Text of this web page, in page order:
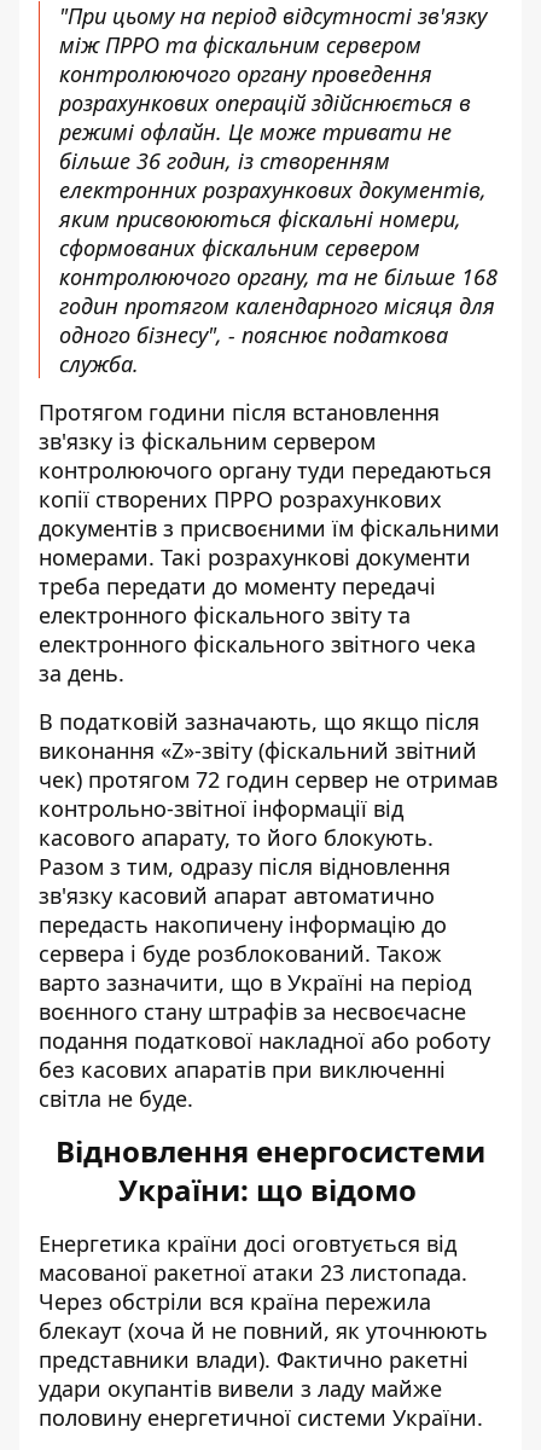
"При цьому на період відсутності зв'язку
між ПРРО та фіскальним сервером
контролюючого органу проведення
розрахункових операцій здійснюється в
режимі офлайн. Це може тривати не
більше 36 годин, із створенням
електронних розрахункових документів,
яким присвоюються фіскальні номери,
сформованих фіскальним сервером
контролюючого органу, та не більше 168
годин протягом календарного місяця для
одного бізнесу", - пояснюєподаткова
служба.
Протягом години після встановлення
зв'язку із фіскальним сервером
контролюючого органу туди передаються
копії створених ПРРО розрахункових
документів з присвоєними їм фіскальними
номерами. Такі розрахункові документи
треба передати до моменту передачі
електронного фіскального звіту та
електронного фіскального звітного чека
за день.
В податковій зазначають, що якщо після
виконання «Z»-звіту (фіскальний звітний
чек) протягом 72 годин сервер не отримав
контрольно-звітної інформації від
касового апарату, то його блокують.
Разом з тим, одразу після відновлення
зв'язку касовий апарат автоматично
передасть накопичену інформацію до
сервера і буде розблокований. Також
варто зазначити, що в Україні на період
воєнного стану штрафів за несвоєчасне
подання податкової накладної або роботу
без касових апаратів при виключенні
світла не буде.
Відновлення енергосистеми
України: що відомо
Енергетика країни досі оговтується від
масованої ракетної атаки 23 листопада.
Через обстріли вся країна пережила
блекаут (хоча й не повний, як уточнюють
представники влади). Фактично ракетні
удари окупантів вивели з ладу майже
половину енергетичної системи України.